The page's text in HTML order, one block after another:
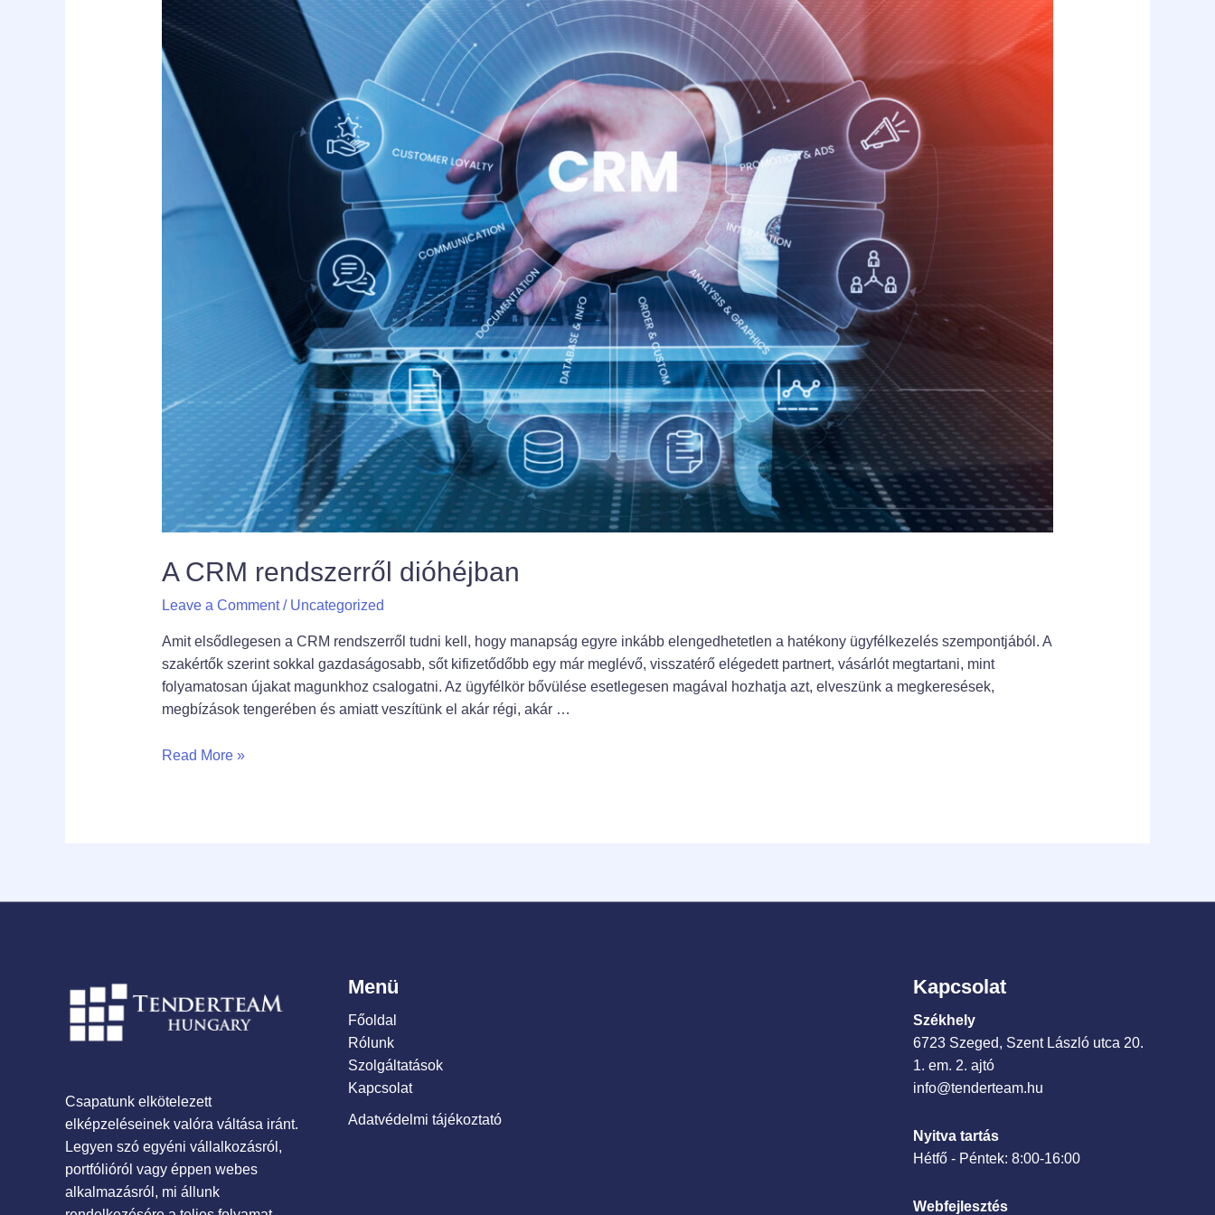
A CRM rendszerről dióhéjban
Leave a Comment / Uncategorized
Amit elsődlegesen a CRM rendszerről tudni kell, hogy manapság egyre inkább elengedhetetlen a hatékony ügyfélkezelés szempontjából. A
szakértők szerint sokkal gazdaságosabb, sőt kifizetődőbb egy már meglévő, visszatérő elégedett partnert, vásárlót megtartani, mint
folyamatosan újakat magunkhoz csalogatni. Az ügyfélkör bővülése esetlegesen magával hozhatja azt, elveszünk a megkeresések,
megbízások tengerében és amiatt veszítünk el akár régi, akár …
Read More »
Csapatunk elkötelezett
elképzeléseinek valóra váltása iránt.
Legyen szó egyéni vállalkozásról,
portfólióról vagy éppen webes
alkalmazásról, mi állunk
Menü
Főoldal
Rólunk
Szolgáltatások
Kapcsolat
Adatvédelmi tájékoztató
Kapcsolat
Székhely
6723 Szeged, Szent László utca 20.
1. em. 2. ajtó
info@tenderteam.hu
Nyitva tartás
Hétfő - Péntek: 8:00-16:00
Webfejlesztés